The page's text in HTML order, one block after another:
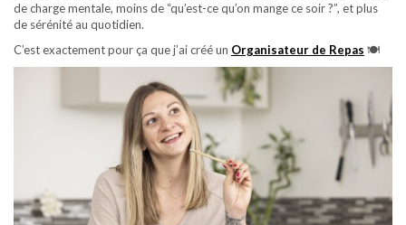
de charge mentale, moins de “qu’est-ce qu’on mange ce soir ?”, et plus
de sérénité au quotidien.
C’est exactement pour ça que j’ai créé un Organisateur de Repas 🍽️